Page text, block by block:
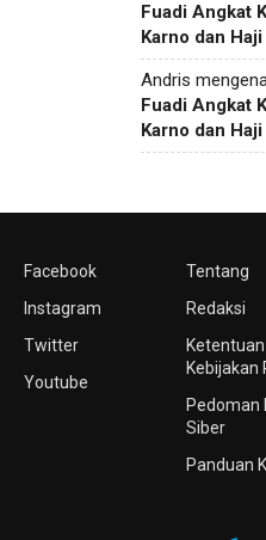
Fuadi Angkat
Karno dan Haji
Andris
Fuadi Angkat
Karno dan Haji
Facebook
Instagram
Twitter
Youtube
Tentang
Redaksi
Kebijakan
Pedoman
Siber
Panduan